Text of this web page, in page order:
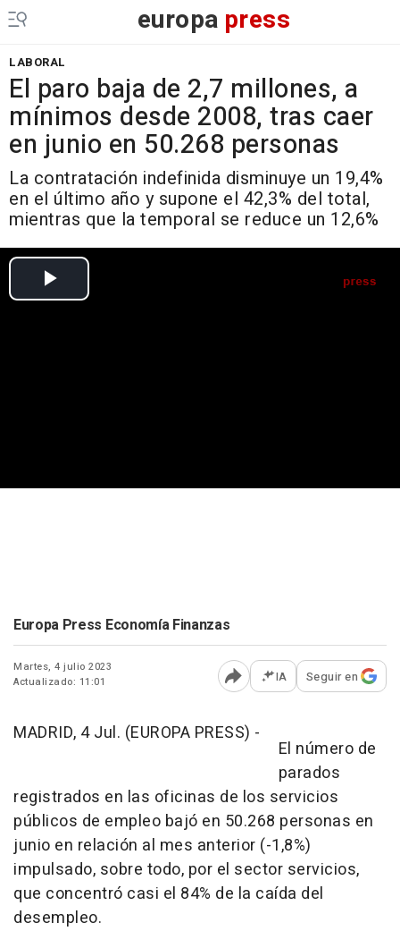
europa press
LABORAL
El paro baja de 2,7 millones, a
mínimos desde 2008, tras caer
en junio en 50.268 personas
La contratación indefinida disminuye un 19,4%
en el último año y supone el 42,3% del total,
mientras que la temporal se reduce un 12,6%
Europa Press Economía Finanzas
Martes, 4 julio 2023
Actualizado: 11:01
Abrir opciones para
IA Seguir en
MADRID, 4 Jul. (EUROPA PRESS) -
El número de
parados
registrados en las oficinas de los servicios
públicos de empleo bajó en 50.268 personas en
junio en relación al mes anterior (-1,8%)
impulsado, sobre todo, por el sector servicios,
que concentró casi el 84% de la caída del
desempleo.